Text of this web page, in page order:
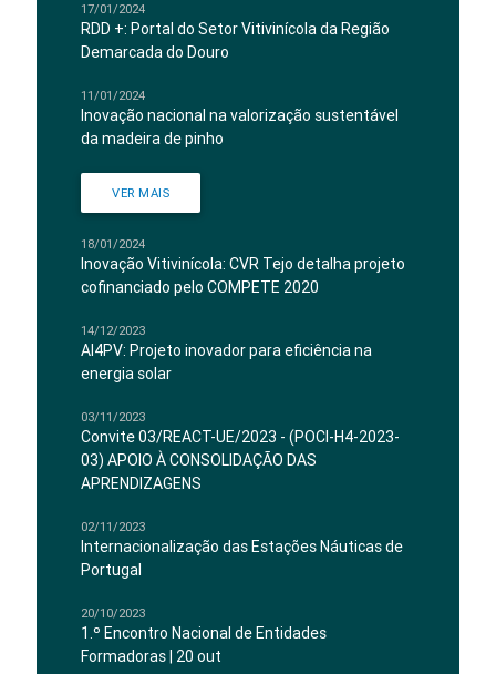
17/01/2024
RDD +: Portal do Setor Vitivinícola da Região
Demarcada do Douro
11/01/2024
Inovação nacional na valorização sustentável
da madeira de pinho
VER MAIS
18/01/2024
Inovação Vitivinícola: CVR Tejo detalha projeto
cofinanciado pelo COMPETE 2020
14/12/2023
AI4PV: Projeto inovador para eficiência na
energia solar
03/11/2023
Convite 03/REACT-UE/2023 - (POCI-H4-2023-
03) APOIO À CONSOLIDAÇÃO DAS
APRENDIZAGENS
02/11/2023
Internacionalização das Estações Náuticas de
Portugal
20/10/2023
1.º Encontro Nacional de Entidades
Formadoras | 20 out